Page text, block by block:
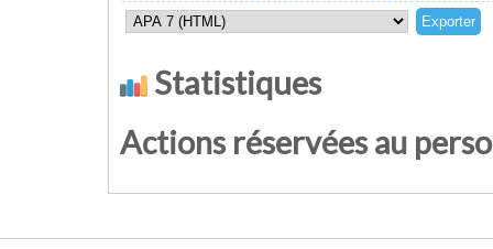
Statistiques
Actions réservées au